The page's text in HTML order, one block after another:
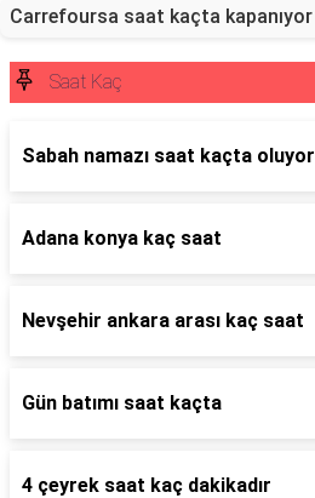
Carrefoursa saat kaçta kapanıyor
Saat Kaç
Sabah namazı saat kaçta oluyor
Adana konya kaç saat
Nevşehir ankara arası kaç saat
Gün batımı saat kaçta
4 çeyrek saat kaç dakikadır